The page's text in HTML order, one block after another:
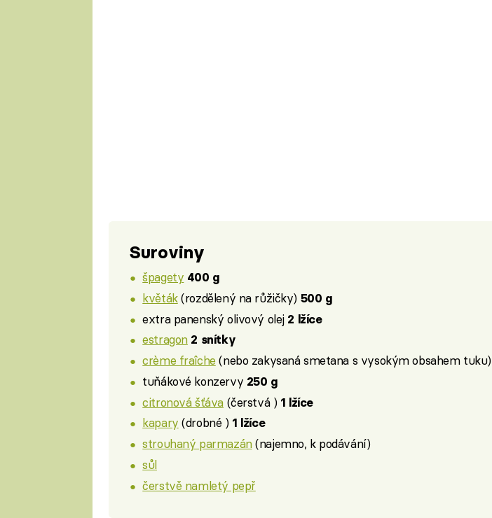
Suroviny
špagety 400 g
květák(rozdělený na růžičky) 500 g
extra panenský olivový olej 2 lžíce
estragon 2 snítky
crème fraîche (nebo zakysaná smetana s vysokým obsahem tuku)
tuňákové konzervy 250 g
citronová šťáva(čerstvá ) 1 lžíce
kapary (drobné ) 1 lžíce
strouhaný parmazán(najemno, k podávání)
sůl
čerstvě namletý pepř